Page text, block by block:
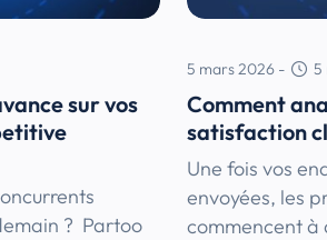
sur vos
? Partoo
5 mars 2026 - 5
Comment
satisfaction
Une fois vos
envoyées, les
commencent à